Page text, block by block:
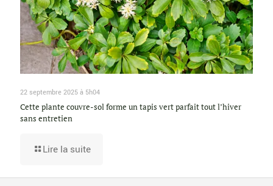
22 septembre 2025 à 5h04
Cette plante couvre-sol forme un tapis vert parfait tout l’hiver
sans entretien
Lire la suite